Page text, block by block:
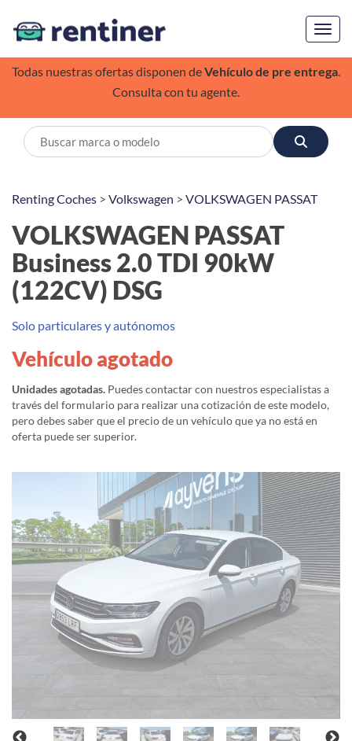
Todas nuestras ofertas disponen deVehículo de pre entrega.
Consulta con tu agente.
Renting Coches > Volkswagen > VOLKSWAGEN PASSAT
VOLKSWAGEN PASSAT
Business 2.0 TDI 90kW
(122CV) DSG
Solo particulares y autónomos
Vehículo agotado
Unidades agotadas. Puedes contactar con nuestros especialistas a
través del formulario para realizar una cotización de este modelo,
pero debes saber que el precio de un vehículo que ya no está en
oferta puede ser superior.